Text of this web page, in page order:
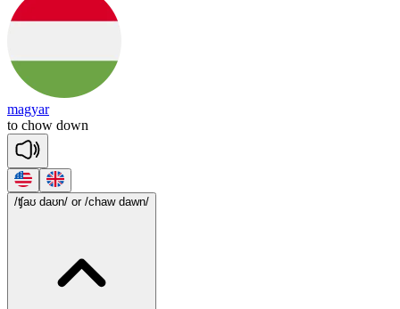
magyar
to chow down
/ʧaʊ daʊn/ or /chaw dawn/